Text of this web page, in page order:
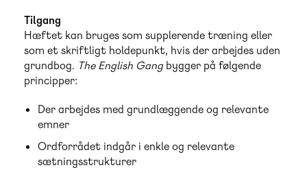
Tilgang
Hæftet kan bruges som supplerende træning eller
som et skriftligt holdepunkt, hvis der arbejdes uden
grundbog. The English Gangbygger på følgende
principper:
Der arbejdes med grundlæggende og relevante
emner
Ordforrådet indgår i enkle og relevante
sætningsstrukturer